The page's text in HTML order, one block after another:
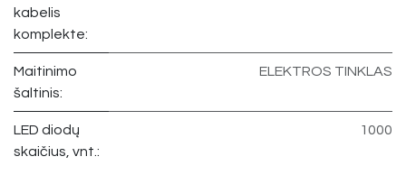
kabelis
komplekte:
Maitinimo
šaltinis:
ELEKTROS TINKLAS
LED diodų
skaičius, vnt.:
1000